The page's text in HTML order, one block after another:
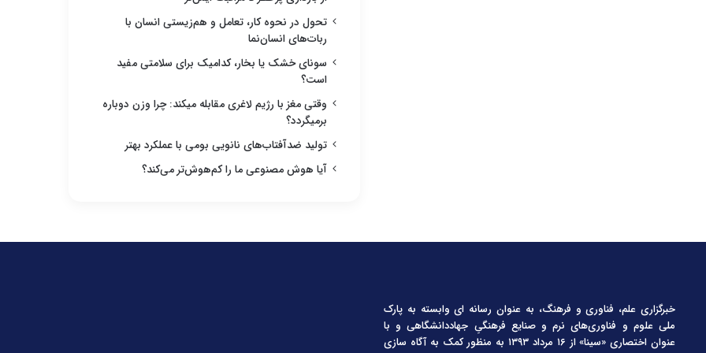
تحول در نحوه کار، تعامل و هم‌زیستی انسان با
ربات‌های انسان‌نما
سونای خشک یا بخار، کدامیک برای سلامتی مفید
است؟
وقتی مغز با رژیم لاغری مقابله میکند: چرا وزن دوباره
برمیگردد؟
تولید ضدآفتاب‌های نانویی بومی با عملکرد بهتر
آیا هوش مصنوعی ما را کم‌هوش‌تر می‌کند؟
خبرگزاری علم، فناوری و فرهنگ، به عنوان رسانه ای وابسته به پارک
ملی علوم و فناوری‌های نرم و صنایع فرهنگیِ جهاددانشگاهی و با
عنوان اختصاری «سینا» از ۱۶ مرداد ۱۳۹۳ به منظور کمک به آگاه سازی